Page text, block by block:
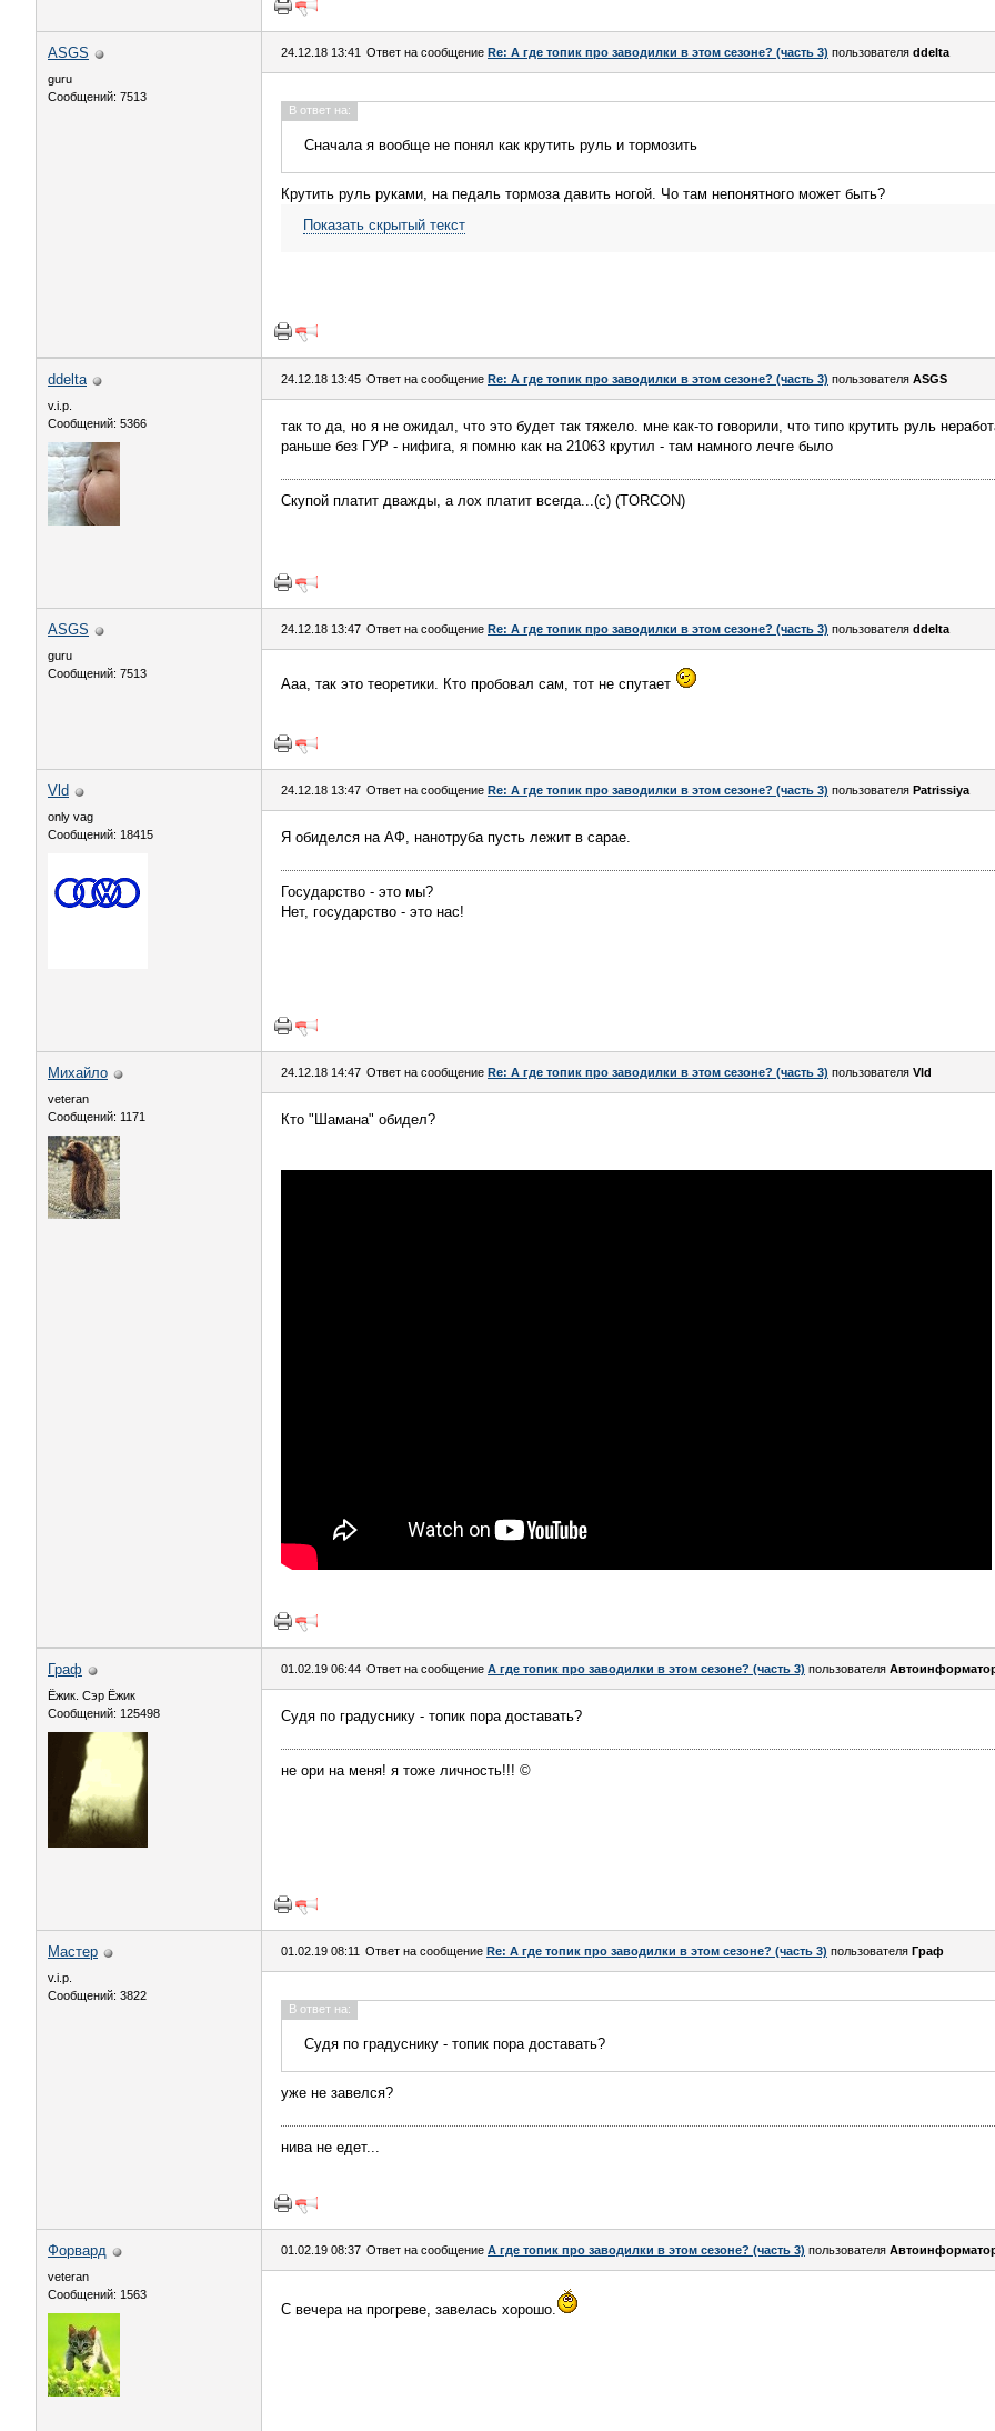
ASGS
guru
Сообщений: 7513
24.12.18 13:41 Ответ на сообщение Re: А где топик про заводилки в этом сезоне? (часть 3) пользователя ddelta
В ответ на:
Сначала я вообще не понял как крутить руль и тормозить
Крутить руль руками, на педаль тормоза давить ногой. Чо там непонятного может быть?
Показать скрытый текст
ddelta
v.i.p.
Сообщений: 5366
24.12.18 13:45 Ответ на сообщение Re: А где топик про заводилки в этом сезоне? (часть 3) пользователя ASGS
так то да, но я не ожидал, что это будет так тяжело. мне как-то говорили, что типо крутить руль
раньше без ГУР - нифига, я помню как на 21063 крутил - там намного лечге было
Скупой платит дважды, а лох платит всегда...(c) (TORCON)
ASGS
guru
Сообщений: 7513
24.12.18 13:47 Ответ на сообщение Re: А где топик про заводилки в этом сезоне? (часть 3) пользователя ddelta
Ааа, так это теоретики. Кто пробовал сам, тот не спутает
Vld
only vag
Сообщений: 18415
24.12.18 13:47 Ответ на сообщение Re: А где топик про заводилки в этом сезоне? (часть 3) пользователя Patrissiya
Я обиделся на АФ, нанотруба пусть лежит в сарае.
Государство - это мы?
Нет, государство - это нас!
Михайло
veteran
Сообщений: 1171
24.12.18 14:47 Ответ на сообщение Re: А где топик про заводилки в этом сезоне? (часть 3) пользователя Vld
Кто "Шамана" обидел?
Граф
Ёжик. Сэр Ёжик
Сообщений: 125498
01.02.19 06:44 Ответ на сообщение А где топик про заводилки в этом сезоне? (часть 3) пользователя
Судя по градуснику - топик пора доставать?
не ори на меня! я тоже личность!!! ©
Мастер
v.i.p.
Сообщений: 3822
01.02.19 08:11 Ответ на сообщение Re: А где топик про заводилки в этом сезоне? (часть 3) пользователя Граф
В ответ на:
Судя по градуснику - топик пора доставать?
уже не завелся?
нива не едет...
Форвард
veteran
Сообщений: 1563
01.02.19 08:37 Ответ на сообщение А где топик про заводилки в этом сезоне? (часть 3) пользователя
С вечера на прогреве, завелась хорошо.